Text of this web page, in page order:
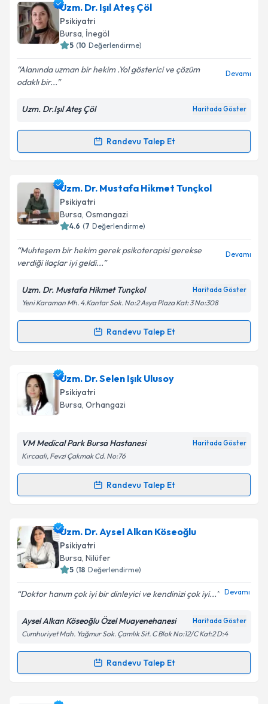
Takvim Talebini Gönder
Uzm. Dr. Meral Argun Usluiçin randevu takvimi
talebi oluşturun. Size bu uzmandan randevu almanız
için bir takvim hazırlandığında e-posta ile
bilgilendireceğiz.
E-posta Adresiniz
'ni okudum ve kişisel verilerimin belirtilen
kapsamda işlenmesini kabul ediyorum.
Takvim Talebini Gönder
Uzm. Dr. Işıl Ateş Çöl
Psikiyatri
Bursa, İnegöl
5 (10 Değerlendirme)
Alanında uzman bir hekim .Yol gösterici ve çözüm
odaklı bir...
Devamı
Uzm. Dr.Işıl Ateş Çöl Haritada Göster
Randevu Talep Et
Randevu Takvimi Talebi
Uzm. Dr. Işıl Ateş Çöliçin randevu takvimi talebi
oluşturun. Size bu uzmandan randevu almanız için bir
takvim hazırlandığında e-posta ile bilgilendireceğiz.
Kişisel verilerimin işlenmesine ilişkin
Aydınlatma
Metni'ni okudum ve kişisel verilerimin belirtilen
kapsamda işlenmesini kabul ediyorum.
Uzm. Dr. Mustafa Hikmet Tunçkol
Psikiyatri
Bursa, Osmangazi
4.6 (7 Değerlendirme)
Muhteşem bir hekim gerek psikoterapisi gerekse
verdiği ilaçlar iyi geldi...
Devamı
Uzm. Dr. Mustafa Hikmet Tunçkol Haritada Göster
Yeni Karaman Mh. 4.Kantar Sok. No:2 Asya Plaza Kat: 3 No:308
Randevu Talep Et
Randevu Takvimi Talebi
Uzm. Dr. Mustafa Hikmet Tunçkol
takvimi talebi oluşturun. Size bu uzmandan randevu
almanız için bir takvim hazırlandığında e-posta ile
bilgilendireceğiz.
Kişisel verilerimin işlenmesine ilişkinAydınlatma
kapsamda işlenmesini kabul ediyorum.
Takvim Talebini Gönder
Uzm. Dr. Selen Işık Ulusoy
Psikiyatri
Bursa, Orhangazi
VM Medical Park Bursa Hastanesi Haritada Göster
Kırcaali, Fevzi Çakmak Cd. No:76
Randevu Talep Et
Randevu Takvimi Talebi
Uzm. Dr. Selen Işık Ulusoyiçin randevu takvimi talebi
oluşturun. Size bu uzmandan randevu almanız için bir
takvim hazırlandığında e-posta ile bilgilendireceğiz.
Kişisel verilerimin işlenmesine ilişkinAydınlatma
Metni'ni okudum ve kişisel verilerimin belirtilen
kapsamda işlenmesini kabul ediyorum.
Uzm. Dr. Aysel Alkan Köseoğlu
Psikiyatri
Bursa, Nilüfer
5 (18 Değerlendirme)
Doktor hanım çok iyi bir dinleyici ve kendinizi çok iyi... Devamı
Aysel Alkan Köseoğlu Özel Muayenehanesi Haritada Göster
Cumhuriyet Mah. Yağmur Sok. Çamlık Sit. C Blok No:12/C Kat:2 D:4
Randevu Talep Et
Randevu Takvimi Talebi